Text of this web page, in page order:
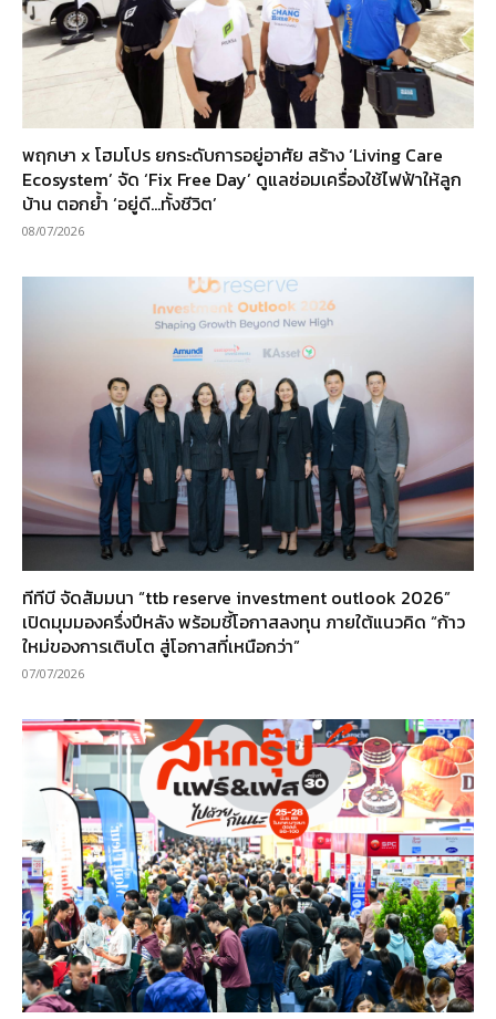
พฤกษา x โฮมโปร ยกระดับการอยู่อาศัย สร้าง ‘Living Care
Ecosystem’ จัด ‘Fix Free Day’ ดูแลซ่อมเครื่องใช้ไฟฟ้าให้ลูก
บ้าน ตอกย้ำ ‘อยู่ดี…ทั้งชีวิต’
08/07/2026
ทีทีบี จัดสัมมนา “ttb reserve investment outlook 2026”
เปิดมุมมองครึ่งปีหลัง พร้อมชี้โอกาสลงทุน ภายใต้แนวคิด “ก้าว
ใหม่ของการเติบโต สู่โอกาสที่เหนือกว่า”
07/07/2026